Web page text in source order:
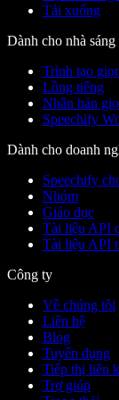
Tải xuống
Dành cho nhà sáng
Trình tạo
Lồng tiếng
Nhân bản
Speechify
Dành cho doanh
Speechify
Nhóm
Giáo dục
Tài liệu API
Tài liệu API
Công ty
Về chúng tôi
Liên hệ
Blog
Tuyển dụng
Tiếp thị liên
Trợ giúp